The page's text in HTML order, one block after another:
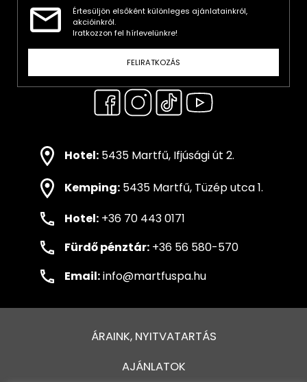
Értesüljön elsőként különleges ajánlatainkról,
akcióinkról.
Iratkozzon fel hírlevelünkre!
FELIRATKOZÁS
Hotel: 5435 Martfű, Ifjúsági út 2.
Kemping: 5435 Martfű, Tüzép utca 1.
Hotel: +36 70 443 0171
Fürdő pénztár: +36 56 580-570
Email:info@martfuspa.hu
ÁRAINK, NYITVATARTÁS
AJÁNLATOK